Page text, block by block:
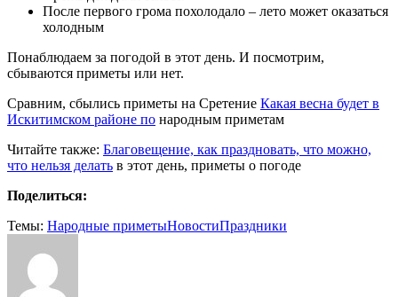
После первого грома похолодало – лето может оказаться
холодным
Понаблюдаем за погодой в этот день. И посмотрим,
сбываются приметы или нет.
Сравним, сбылись приметы на Сретение Какая весна будет в
Искитимском районе по народным приметам
Читайте также: Благовещение, как праздновать, что можно,
что нельзя делать в этот день, приметы о погоде
Поделиться:
Темы: Народные приметыНовостиПраздники